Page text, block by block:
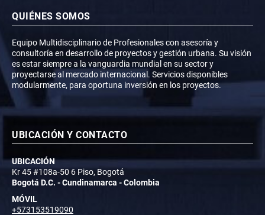
QUIÉNES SOMOS
Equipo Multidisciplinario de Profesionales con asesoría y
consultoría en desarrollo de proyectos y gestión urbana. Su visión
es estar siempre a la vanguardia mundial en su sector y
proyectarse al mercado internacional. Servicios disponibles
modularmente, para oportuna inversión en los proyectos.
UBICACIÓN Y CONTACTO
UBICACIÓN
Kr 45 #108a-50 6 Piso, Bogotá
Bogotá D.C. - Cundinamarca - Colombia
MÓVIL
+573153519090